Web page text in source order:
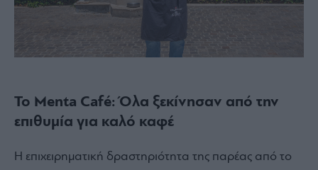
Το Μenta Café: Όλα ξεκίνησαν από την
επιθυμία για καλό καφέ
Η επιχειρηματική δραστηριότητα της παρέας από το